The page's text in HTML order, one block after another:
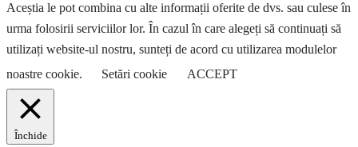
Aceștia le pot combina cu alte informații oferite de dvs. sau culese în
urma folosirii serviciilor lor. În cazul în care alegeți să continuați să
utilizați website-ul nostru, sunteți de acord cu utilizarea modulelor
noastre cookie.
Setări cookie ACCEPT
Închide